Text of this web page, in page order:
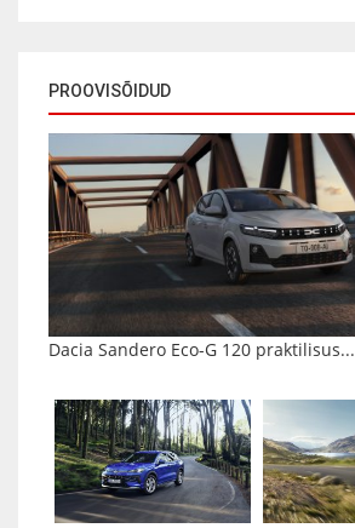
PROOVISÕIDUD
Dacia Sandero Eco-G 120 praktilisus...